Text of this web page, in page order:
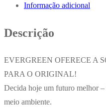
1500
Informação adicional
Descrição
EVERGREEN OFERECE A
PARA O ORIGINAL!
Decida hoje um futuro melhor
meio ambiente.